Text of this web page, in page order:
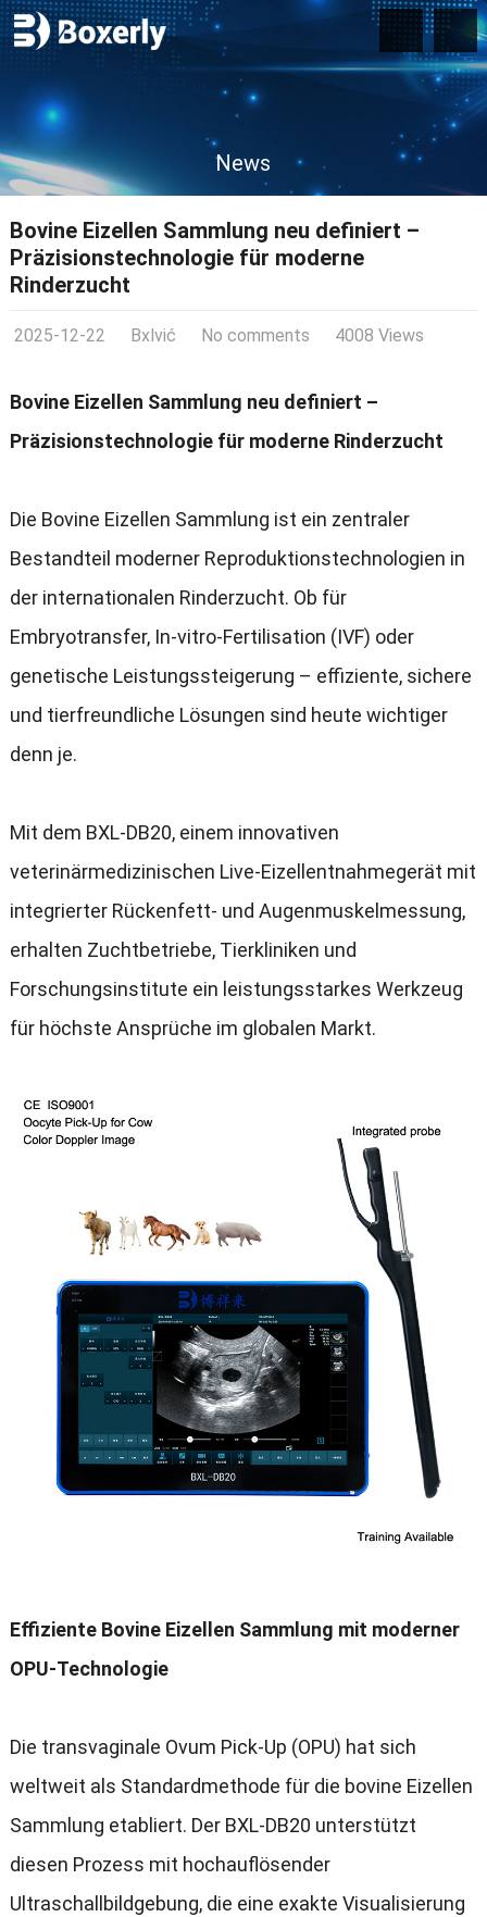
News
Bovine Eizellen Sammlung neu definiert –
Präzisionstechnologie für moderne
Rinderzucht
2025-12-22 Bxlvić No comments 4008 Views
Bovine Eizellen Sammlung neu definiert –
Präzisionstechnologie für moderne Rinderzucht
Die Bovine Eizellen Sammlung ist ein zentraler
Bestandteil moderner Reproduktionstechnologien in
der internationalen Rinderzucht. Ob für
Embryotransfer, In-vitro-Fertilisation (IVF) oder
genetische Leistungssteigerung – effiziente, sichere
und tierfreundliche Lösungen sind heute wichtiger
denn je.
Mit dem BXL-DB20, einem innovativen
veterinärmedizinischen Live-Eizellentnahmegerät mit
integrierter Rückenfett- und Augenmuskelmessung,
erhalten Zuchtbetriebe, Tierkliniken und
Forschungsinstitute ein leistungsstarkes Werkzeug
für höchste Ansprüche im globalen Markt.
Effiziente Bovine Eizellen Sammlung mit moderner
OPU-Technologie
Die transvaginale Ovum Pick-Up (OPU) hat sich
weltweit als Standardmethode für die bovine Eizellen
Sammlung etabliert. Der BXL-DB20 unterstützt
diesen Prozess mit hochauflösender
Ultraschallbildgebung, die eine exakte Visualisierung